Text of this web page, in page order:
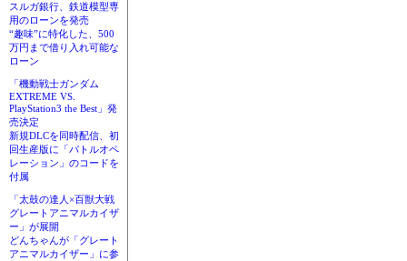
スルガ銀行、鉄道模型専
用のローンを発売
“趣味”に特化した、500
万円まで借り入れ可能な
ローン
「機動戦士ガンダム
EXTREME VS.
PlayStation3 the Best」発
売決定
新規DLCを同時配信、初
回生産版に「バトルオペ
レーション」のコードを
付属
「太鼓の達人×百獣大戦
グレートアニマルカイザ
ー」が展開
どんちゃんが「グレート
アニマルカイザー」に参